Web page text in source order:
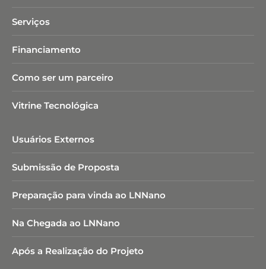
Serviços
Financiamento
Como ser um parceiro
Vitrine Tecnológica
Usuários Externos
Submissão de Proposta
Preparação para vinda ao LNNano
Na Chegada ao LNNano
Após a Realização do Projeto